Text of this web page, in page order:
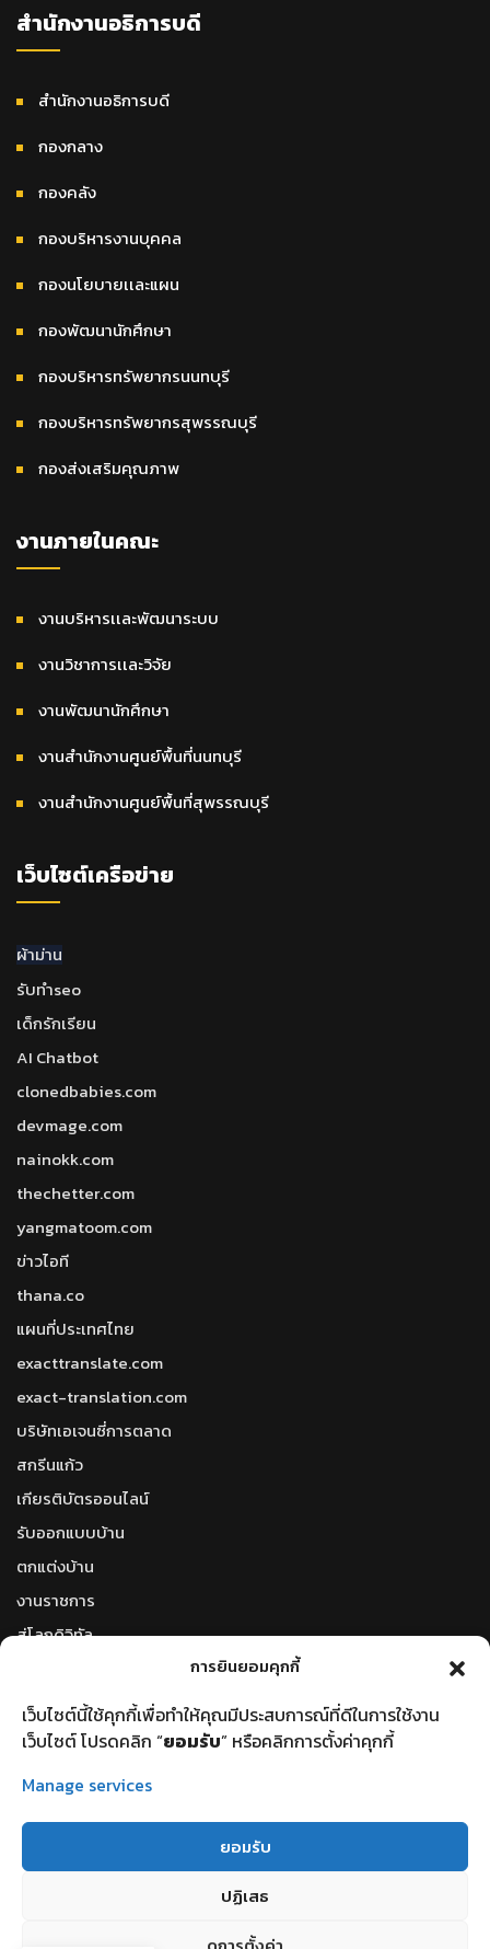
การยินยอมคุกกี้
เว็บไซต์นี้ใช้คุกกี้เพื่อทำให้คุณมีประสบการณ์ที่ดีในการใช้งาน
เว็บไซต์ โปรดคลิก “ยอมรับ” หรือคลิกการตั้งค่าคุกกี้
Manage services
ยอมรับ
ปฏิเสธ
สำนักงานอธิการบดี
สำนักงานอธิการบดี
กองกลาง
กองคลัง
กองบริหารงานบุคคล
กองนโยบายเเละแผน
กองพัฒนานักศึกษา
กองบริหารทรัพยากรนนทบุรี
กองบริหารทรัพยากรสุพรรณบุรี
กองส่งเสริมคุณภาพ
งานภายในคณะ
งานบริหารเเละพัฒนาระบบ
งานวิชาการเเละวิจัย
งานพัฒนานักศึกษา
งานสำนักงานศูนย์พื้นที่นนทบุรี
งานสำนักงานศูนย์พื้นที่สุพรรณบุรี
เว็บไซต์เครือข่าย
ผ้าม่าน
รับทำseo
เด็กรักเรียน
AI Chatbot
clonedbabies.com
devmage.com
nainokk.com
thechetter.com
yangmatoom.com
ข่าวไอที
thana.co
แผนที่ประเทศไทย
exacttranslate.com
exact-translation.com
บริษัทเอเจนซี่การตลาด
สกรีนแก้ว
เกียรติบัตรออนไลน์
รับออกแบบบ้าน
ตกแต่งบ้าน
งานราชการ
สู่โลกดิจิทัล
ตัวแปลงหน่วยวัดออนไลน์
รหัสไปรษณีย์
©2023 คณะวิทยาศาสตร์เเละเทคโนโลยี | Faculty of Science and